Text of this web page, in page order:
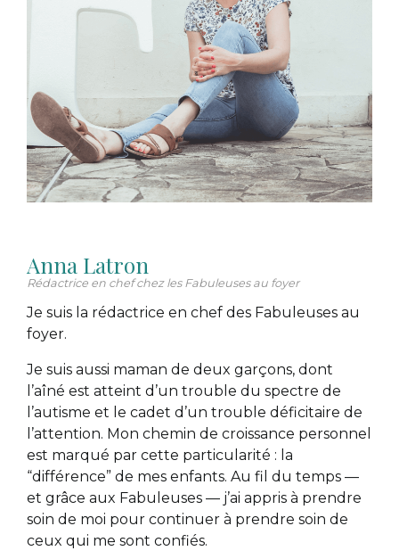
Anna Latron
Rédactrice en chef chez les Fabuleuses au foyer
Je suis la rédactrice en chef des Fabuleuses au
foyer.
Je suis aussi maman de deux garçons, dont
l’aîné est atteint d’un trouble du spectre de
l’autisme et le cadet d’un trouble déficitaire de
l’attention. Mon chemin de croissance personnel
est marqué par cette particularité : la
“différence” de mes enfants. Au fil du temps —
et grâce aux Fabuleuses — j’ai appris à prendre
soin de moi pour continuer à prendre soin de
ceux qui me sont confiés.